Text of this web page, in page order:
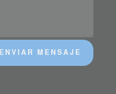
ENVIAR MENSAJE